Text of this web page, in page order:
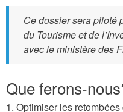
Ce dossier sera piloté
du Tourisme et de
avec le ministère des
Que ferons-
1. Optimiser les